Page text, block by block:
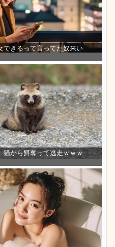
できるって言ってた奴来い
猫から餌奪って逃走ｗｗｗ